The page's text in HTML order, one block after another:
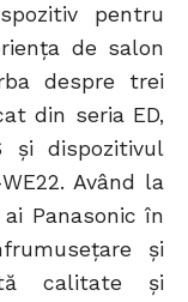
pentru
de salon
despre trei
din seria ED,
și dispozitivul
Având la
Panasonic în
şi
calitate şi